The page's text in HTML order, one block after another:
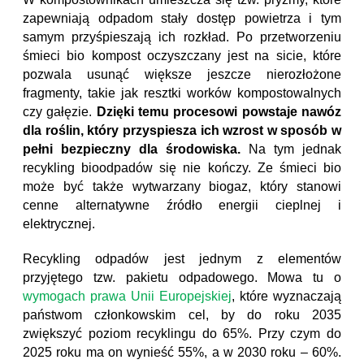
zapewniają odpadom stały dostęp powietrza i tym
samym przyśpieszają ich rozkład. Po przetworzeniu
śmieci bio kompost oczyszczany jest na sicie, które
pozwala usunąć większe jeszcze nierozłożone
fragmenty, takie jak resztki worków kompostowalnych
czy gałęzie. Dzięki temu procesowi powstaje nawóz
dla roślin, który przyspiesza ich wzrost w sposób w
pełni bezpieczny dla środowiska. Na tym jednak
recykling bioodpadów się nie kończy. Ze śmieci bio
może być także wytwarzany biogaz, który stanowi
cenne alternatywne źródło energii cieplnej i
elektrycznej.
Recykling odpadów jest jednym z elementów
przyjętego tzw. pakietu odpadowego. Mowa tu o
wymogach prawa Unii Europejskiej, które wyznaczają
państwom członkowskim cel, by do roku 2035
zwiększyć poziom recyklingu do 65%. Przy czym do
2025 roku ma on wynieść 55%, a w 2030 roku – 60%.